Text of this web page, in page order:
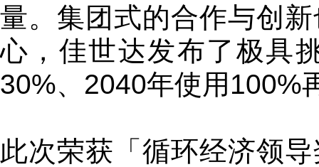
量。集团式的合作与创
心，佳世达发布了极具
30%、2040年使用100%
此次荣获「循环经济领